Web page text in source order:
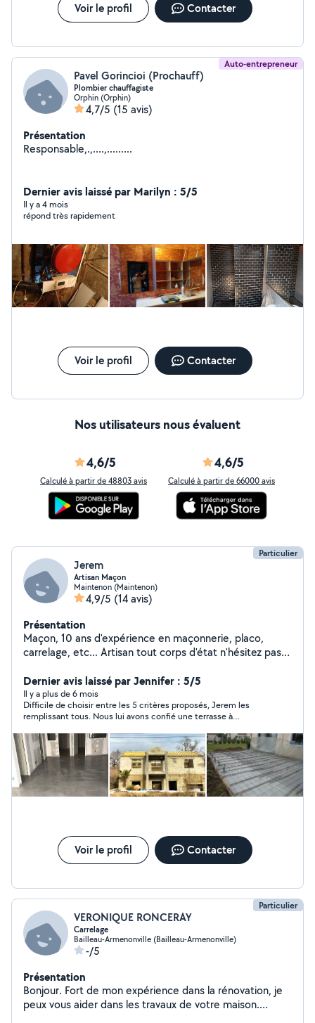
Voir le profil Contacter
Auto-entrepreneur
Pavel Gorincioi (Prochauff)
Plombier chauffagiste
Orphin (Orphin)
4,7/5 (15 avis)
Présentation
Responsable,.,....,.........
Dernier avis laissé par Marilyn : 5/5
Il y a 4 mois
répond très rapidement
Voir le profil Contacter
Nos utilisateurs nous évaluent
4,6/5
Calculé à partir de 48803 avis
4,6/5
Calculé à partir de 66000 avis
Particulier
Jerem
Artisan Maçon
Maintenon (Maintenon)
4,9/5 (14 avis)
Présentation
Maçon, 10 ans d'expérience en maçonnerie, placo,
carrelage, etc... Artisan tout corps d'état n'hésitez pas à
Dernier avis laissé par Jennifer : 5/5
Il y a plus de 6 mois
Difficile de choisir entre les 5 critères proposés, Jerem les
remplissant tous. Nous lui avons confié une terrasse à
résultat. De plus, il a été très réactif et pour ne rien gâcher il
est très sympathique. Je le recommande sans réserve et lui
confierai avec plaisir d'autres travaux que nous envisageons.
Voir le profil Contacter
Particulier
VERONIQUE RONCERAY
Carrelage
Bailleau-Armenonville (Bailleau-Armenonville)
-/5
Présentation
Bonjour. Fort de mon expérience dans la rénovation, je
peux vous aider dans les travaux de votre maison.